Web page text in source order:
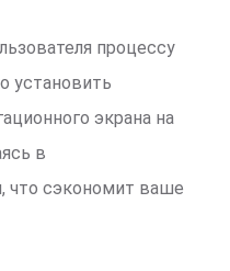
процессу
установить
экрана на
в
что сэкономит ваше